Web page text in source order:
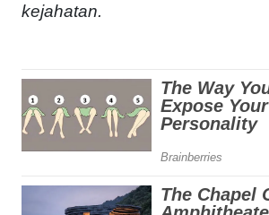
kejahatan.